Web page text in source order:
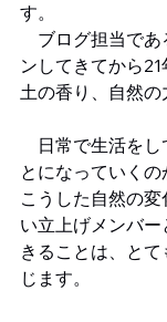
す。
ブログ担当であ
ンしてきてから
土の香り、自然の
日常で生活をし
とになっていくの
こうした自然の
い立上げメンバ
きることは、と
じます。